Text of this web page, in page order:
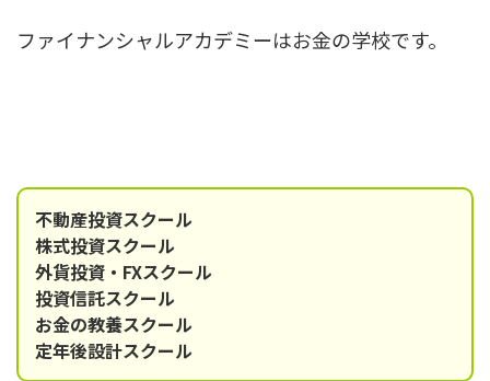
ファイナンシャルアカデミーはお金の学校です。
不動産投資スクール
株式投資スクール
外貨投資・FXスクール
投資信託スクール
お金の教養スクール
定年後設計スクール